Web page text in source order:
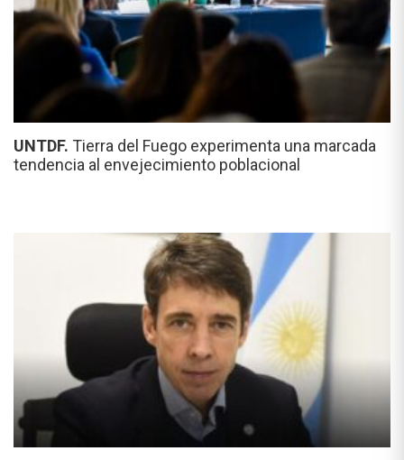
UNTDF. Tierra del Fuego experimenta una marcada
tendencia al envejecimiento poblacional